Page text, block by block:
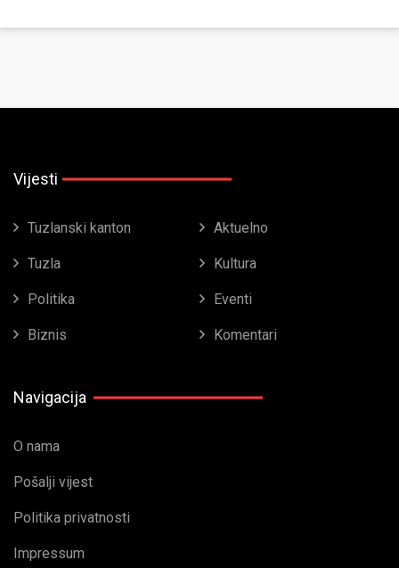
Vijesti
Tuzlanski kanton Aktuelno
Tuzla Kultura
Politika Eventi
Biznis Komentari
Navigacija
O nama
Pošalji vijest
Politika privatnosti
Impressum